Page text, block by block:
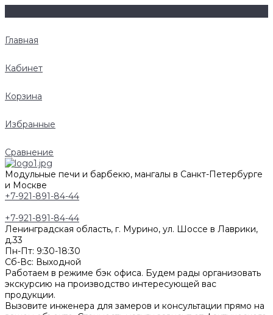
Главная
Кабинет
Корзина
Избранные
Сравнение
Модульные печи и барбекю, мангалы в Санкт-Петербурге
и Москве
+7-921-891-84-44
+7-921-891-84-44
Ленинградская область, г. Мурино, ул. Шоссе в Лаврики,
д.33
Пн-Пт: 9:30-18:30
Cб-Вс: Выходной
Работаем в режиме бэк офиса. Будем рады организовать
экскурсию на производство интересующей вас
продукции.
Вызовите инженера для замеров и консультации прямо на